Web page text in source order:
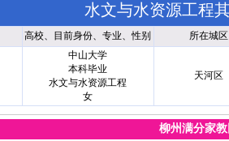
水文与水资源工程
高校、目前身份、专业、性别 所在城区
中山大学
本科毕业
水文与水资源工程
女
天河区
柳州满分家